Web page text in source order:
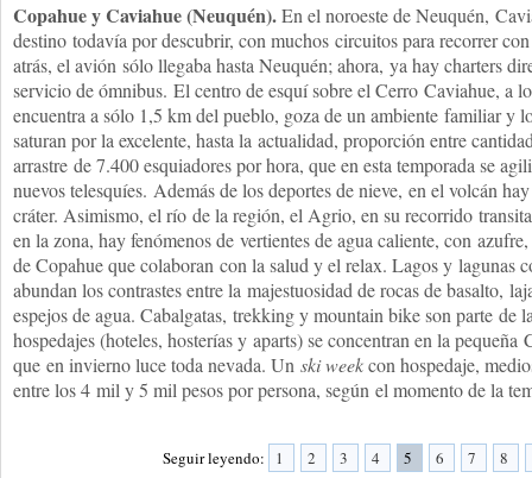
Copahue y Caviahue (Neuquén).En el noroeste de Neuquén,
destino todavía por descubrir, con muchos circuitos para recorrer
atrás, el avión sólo llegaba hasta Neuquén; ahora, ya hay charters
servicio de ómnibus. El centro de esquí sobre el Cerro Caviahue, a
encuentra a sólo 1,5 km del pueblo, goza de un ambiente familiar y
saturan por la excelente, hasta la actualidad, proporción entre
arrastre de 7.400 esquiadores por hora, que en esta temporada se
nuevos telesquíes. Además de los deportes de nieve, en el volcán
cráter. Asimismo, el río de la región, el Agrio, en su recorrido
en la zona, hay fenómenos de vertientes de agua caliente, con
de Copahue que colaboran con la salud y el relax. Lagos y lagunas
abundan los contrastes entre la majestuosidad de rocas de basalto,
espejos de agua. Cabalgatas, trekking y mountain bike son parte de
hospedajes (hoteles, hosterías y aparts) se concentran en la pequeña
que en invierno luce toda nevada. Un ski weekcon hospedaje,
entre los 4 mil y 5 mil pesos por persona, según el momento de la
Seguir leyendo: 1 2 3 4 5 6 7 8